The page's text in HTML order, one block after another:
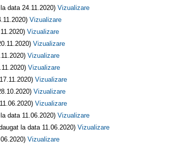
data 24.11.2020) Vizualizare
Vizualizare
Vizualizare
Vizualizare
Vizualizare
Vizualizare
Vizualizare
Vizualizare
Vizualizare
data 11.06.2020) Vizualizare
la data 11.06.2020) Vizualizare
Vizualizare